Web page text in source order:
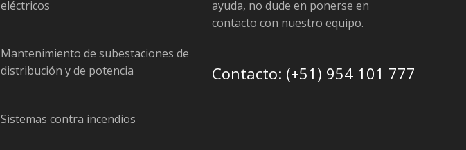
eléctricos
Mantenimiento de subestaciones de
distribución y de potencia
Sistemas contra incendios
ayuda, no dude en ponerse en
contacto con nuestro equipo.
Contacto: (+51) 954 101 777